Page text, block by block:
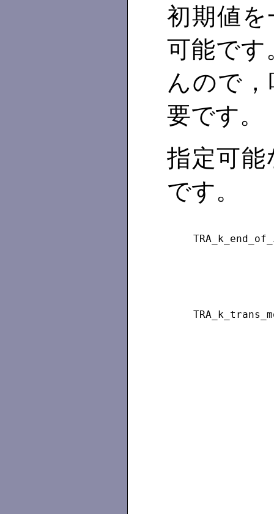
初期値
可能です
んので
要です。
指定可能
です。